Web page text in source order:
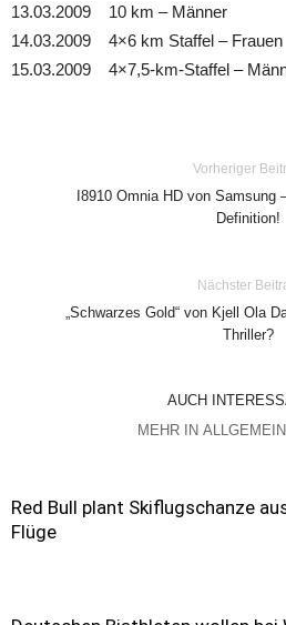
13.03.2009 10 km – Männer
14.03.2009 4×6 km Staffel – Frauen
15.03.2009 4×7,5-km-Staffel –
Vorheriger
I8910 Omnia HD von Samsung
Definition!
Nächster
„Schwarzes Gold“ von Kjell Ola
Thriller?
AUCH
MEHR IN
Red Bull plant Skiflugschanze
Flüge